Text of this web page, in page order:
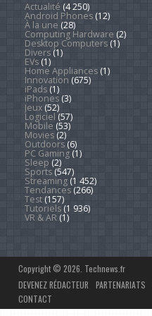
Actualité (4 250)
Android Phones(12)
À la une (28)
Computing Hardware (2)
Desktop Computers(1)
Divers(1)
EVs(1)
Home Appliances(1)
Innovation (675)
iPads(1)
iPhones(3)
Jeux(52)
Logiciel (57)
Mobile (53)
Movies(2)
Outdoors(6)
PC Gaming(1)
Sleep (2)
Sports(547)
Streaming(1 452)
Tendances(266)
Test(157)
Tutoriels(1 936)
VR & AR(1)
Copyright © 2026. Technews.fr
DEVENEZ RÉDACTEUR
PARTENARIATS
CONTACT